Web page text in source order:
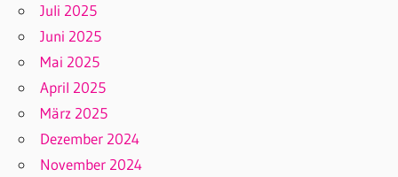
Juli 2025
Juni 2025
Mai 2025
April 2025
März 2025
Dezember 2024
November 2024